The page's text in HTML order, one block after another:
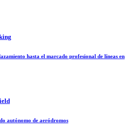
hasta el marcado profesional de líneas en
autónomo de aeródromos